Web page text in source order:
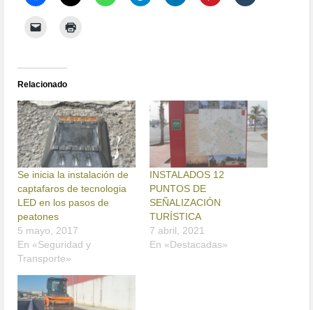
Relacionado
Se inicia la instalación de
captafaros de tecnologia
LED en los pasos de
peatones
5 mayo, 2017
En «Seguridad y
Transporte»
INSTALADOS 12
PUNTOS DE
SEÑALIZACIÓN
TURÍSTICA
7 abril, 2021
En «Destacadas»